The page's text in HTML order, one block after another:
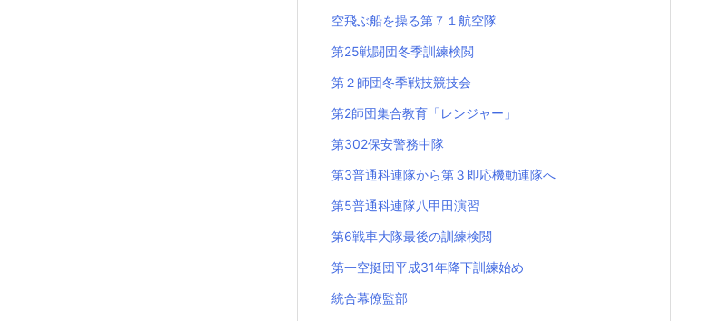
空飛ぶ船を操る第７１航空隊
第25戦闘団冬季訓練検閲
第２師団冬季戦技競技会
第2師団集合教育「レンジャー」
第302保安警務中隊
第3普通科連隊から第３即応機動連隊へ
第5普通科連隊八甲田演習
第6戦車大隊最後の訓練検閲
第一空挺団平成31年降下訓練始め
統合幕僚監部